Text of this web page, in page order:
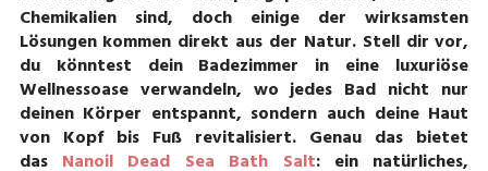
Chemikalien sind, doch einige der wirksamsten
Lösungen kommen direkt aus der Natur. Stell dir vor,
du könntest dein Badezimmer in eine luxuriöse
Wellnessoase verwandeln, wo jedes Bad nicht nur
deinen Körper entspannt, sondern auch deine Haut
von Kopf bis Fuß revitalisiert. Genau das bietet
das Nanoil Dead Sea Bath Salt: ein natürliches,